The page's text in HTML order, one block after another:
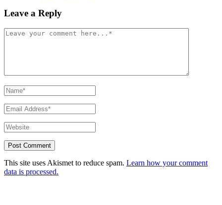
Leave a Reply
This site uses Akismet to reduce spam. Learn how your comment
data is processed.